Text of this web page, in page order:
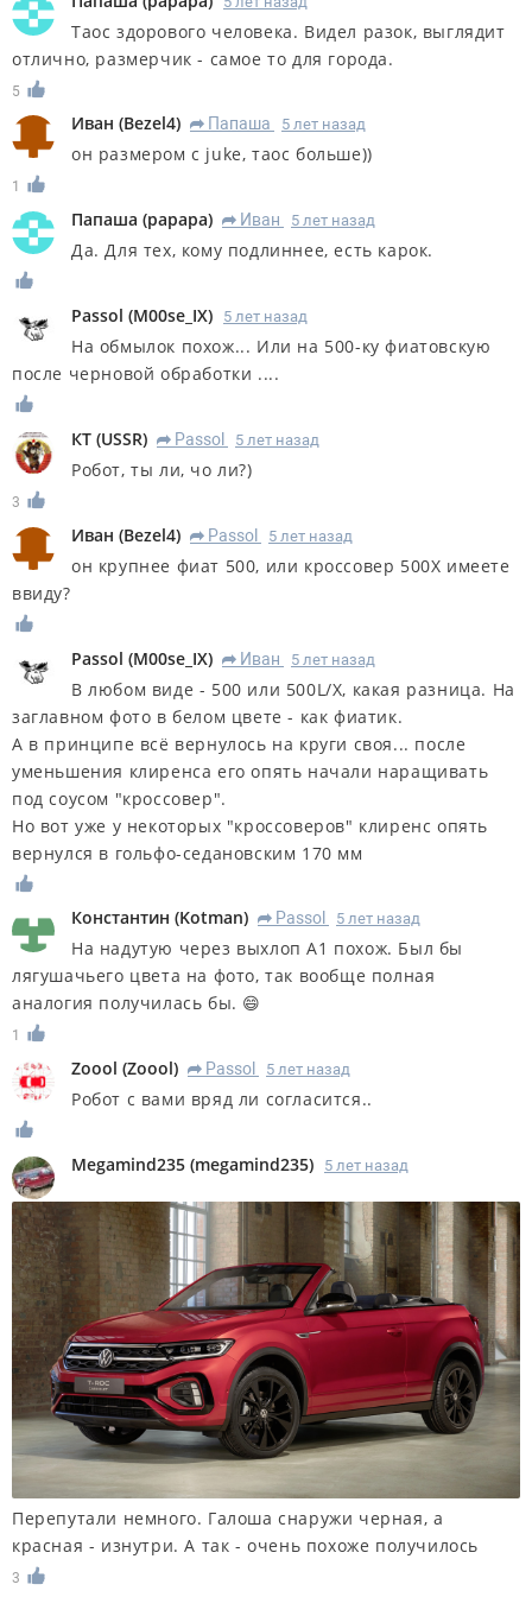
Таос здорового человека. Видел разок, выглядит
отлично, размерчик - самое то для города.
5
Иван (Bezel4) R Папаша 5 лет назад
он размером с juke, таос больше))
1
Папаша (papapa) R Иван 5 лет назад
Да. Для тех, кому подлиннее, есть карок.
Passol (M00se_IX) 5 лет назад
На обмылок похож... Или на 500-ку фиатовскую
после черновой обработки ....
КT (USSR) R Passol 5 лет назад
Робот, ты ли, чо ли?)
3
Иван (Bezel4) R Passol 5 лет назад
он крупнее фиат 500, или кроссовер 500Х имеете
ввиду?
Passol (M00se_IX) R Иван 5 лет назад
В любом виде - 500 или 500L/Х, какая разница. На
заглавном фото в белом цвете - как фиатик.
А в принципе всё вернулось на круги своя... после
уменьшения клиренса его опять начали наращивать
под соусом "кроссовер".
Но вот уже у некоторых "кроссоверов" клиренс опять
вернулся в гольфо-седановским 170 мм
Константин (Kotman) R Passol 5 лет назад
На надутую через выхлоп А1 похож. Был бы
лягушачьего цвета на фото, так вообще полная
аналогия получилась бы. 😄
1
Zoool (Zoool) R Passol 5 лет назад
Робот с вами вряд ли согласится..
Megamind235 (megamind235) 5 лет назад
Перепутали немного. Галоша снаружи черная, а
красная - изнутри. А так - очень похоже получилось
3